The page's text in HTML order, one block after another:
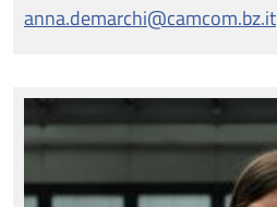
anna.demarchi@camcom.bz.it